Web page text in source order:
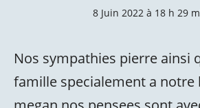
8 Juin 2022 à 18 h 29
Nos sympathies pierre ainsi
famille specialement a notre